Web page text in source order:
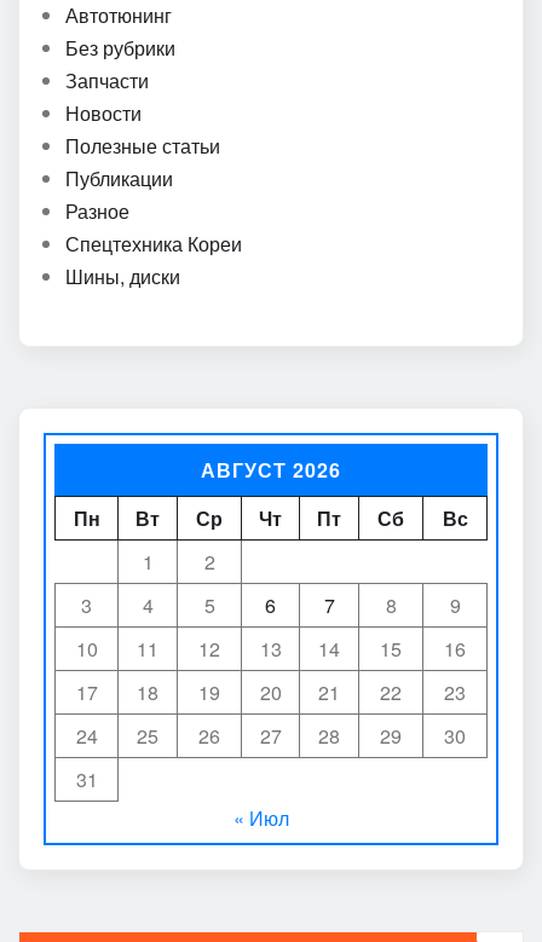
Автотюнинг
Без рубрики
Запчасти
Новости
Полезные статьи
Публикации
Разное
Спецтехника Кореи
Шины, диски
АВГУСТ 2026
Пн
Вт Ср Чт Пт Сб
Вс
1
2
3
4 5 6 7 8
9
10
11 12 13 14 15
16
17
18 19 20 21 22
23
24
25 26 27 28 29
30
31
« Июл